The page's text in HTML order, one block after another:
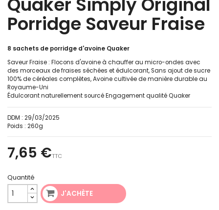
Porridge Saveur Fraise
8 sachets de porridge d'avoine Quaker
Saveur Fraise : Flocons d'avoine à chauffer au micro-ondes avec
des morceaux de fraises séchées et édulcorant, Sans ajout de sucre
100% de céréales complètes, Avoine cultivée de manière durable au
Royaume-Uni
Édulcorant naturellement sourcé Engagement qualité Quaker
DDM : 29/03/2025
Poids : 260g
7,65 €TTC
Quantité
J'ACHÈTE